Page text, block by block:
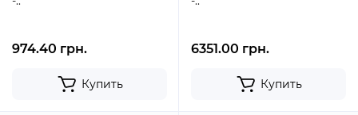
974.40 грн.
Купить
6351.00 грн.
Купить